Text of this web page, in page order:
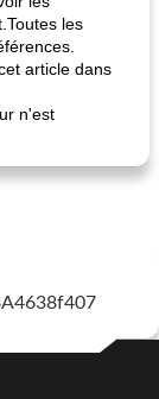
les
article dans
n'est